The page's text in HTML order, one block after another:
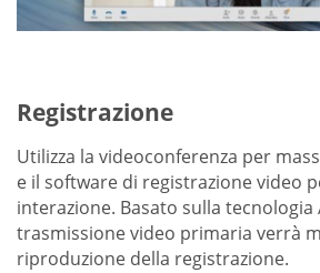
Registrazione
Utilizza la videoconferenza per
e il software di registrazione video
interazione. Basato sulla tecnologia
trasmissione video primaria verrà
riproduzione della registrazione.